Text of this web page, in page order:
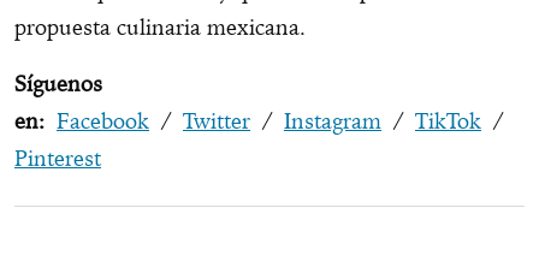
propuesta culinaria mexicana.
Síguenos
en: Facebook / Twitter / Instagram / TikTok /
Pinterest